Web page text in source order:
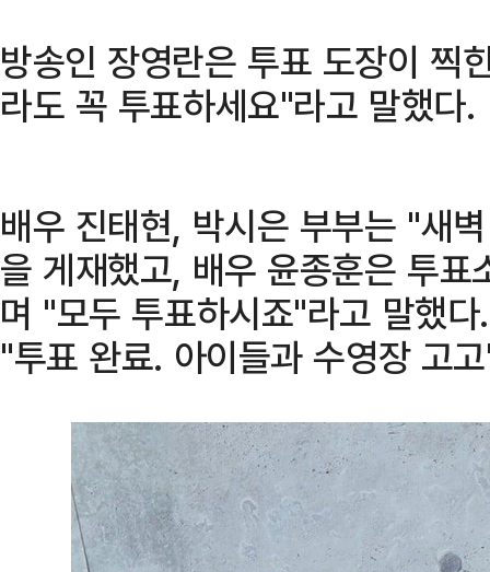
방송인 장영란은 투표 도장이 찍
라도 꼭 투표하세요"라고 말했다.
배우 진태현, 박시은 부부는 "새
을 게재했고, 배우 윤종훈은 투
며 "모두 투표하시죠"라고 말했
"투표 완료. 아이들과 수영장 고